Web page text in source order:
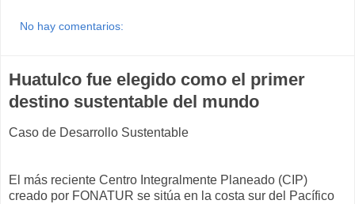
No hay comentarios:
Huatulco fue elegido como el primer
destino sustentable del mundo
Caso de Desarrollo Sustentable
El más reciente Centro Integralmente Planeado (CIP)
creado por FONATUR se sitúa en la costa sur del Pacífico